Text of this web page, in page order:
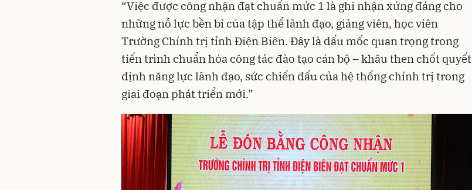
“Việc được công nhận đạt chuẩn mức 1 là ghi nhận xứng đáng cho
những nỗ lực bền bỉ của tập thể lãnh đạo, giảng viên, học viên
Trường Chính trị tỉnh Điện Biên. Đây là dấu mốc quan trọng trong
tiến trình chuẩn hóa công tác đào tạo cán bộ – khâu then chốt quyết
định năng lực lãnh đạo, sức chiến đấu của hệ thống chính trị trong
giai đoạn phát triển mới.”